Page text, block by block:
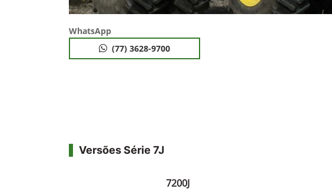
WhatsApp
(77) 3628-9700
Versões Série 7J
7200J